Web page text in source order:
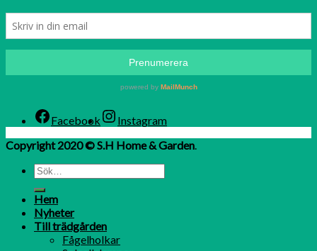
Facebook
Instagram
Copyright 2020 © S.H Home & Garden.
Hem
Nyheter
Till trädgården
Fågelholkar